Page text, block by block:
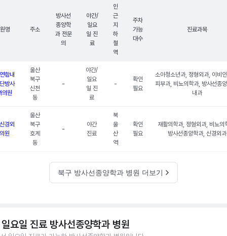
명 주소
방사선
종양학
과 전문
의
야간/
일요
일 진
료
인
근
지
하
철
역
주차
가능
대수
진료과목
합내
방사
의원
울산
북구
신천
동
-
야간/
일요
일 진
료
-
확인
필요
소아청소년과, 정형외과, 이비인
피부과, 비뇨의학과, 방사선종양
내과
경외
원
울산
북구
호계
동
-
야간
진료
북
울
산
역
확인
필요
재활의학과, 정형외과, 비뇨의
방사선종양학과, 신경외과
북구 방사선종양학과 병원 더보기
요일 진료 방사선종양학과 병원